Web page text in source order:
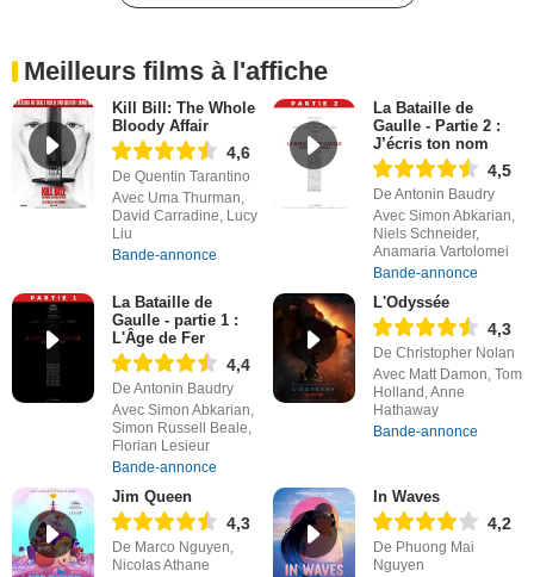
Meilleurs films à l'affiche
Kill Bill: The Whole
Bloody Affair
4,6
De Quentin Tarantino
Avec Uma Thurman,
David Carradine, Lucy
Liu
Bande-annonce
La Bataille de
Gaulle - Partie 2 :
J’écris ton nom
4,5
De Antonin Baudry
Avec Simon Abkarian,
Niels Schneider,
Anamaria Vartolomei
Bande-annonce
La Bataille de
Gaulle - partie 1 :
L'Âge de Fer
4,4
De Antonin Baudry
Avec Simon Abkarian,
Simon Russell Beale,
Florian Lesieur
Bande-annonce
L'Odyssée
4,3
De Christopher Nolan
Avec Matt Damon, Tom
Holland, Anne
Hathaway
Bande-annonce
Jim Queen
4,3
De Marco Nguyen,
Nicolas Athane
In Waves
4,2
De Phuong Mai
Nguyen